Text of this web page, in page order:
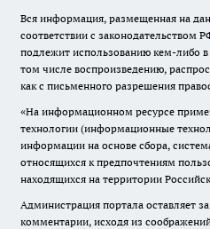
Вся информация, размещенная на
соответствии с законодательством
подлежит использованию кем-либо
том числе воспроизведению,
как с письменного разрешения
«На информационном ресурсе
технологии (информационные
информации на основе сбора,
относящихся к предпочтениям
находящихся на территории
Администрация портала оставляет
комментарии, исходя из